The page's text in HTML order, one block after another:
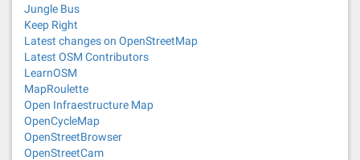
Jungle Bus
Keep Right
Latest changes on OpenStreetMap
Latest OSM Contributors
LearnOSM
MapRoulette
Open Infraestructure Map
OpenCycleMap
OpenStreetBrowser
OpenStreetCam